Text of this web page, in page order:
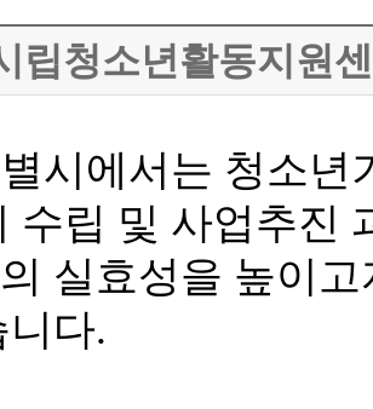
립청소년활동지원
시에서는 청소년
수립 및 사업추진
실효성을 높이
니다.